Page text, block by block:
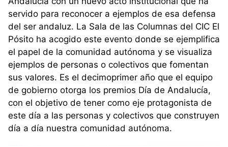
servido para reconocer a ejemplos de esa defensa
del ser andaluz. La Sala de las Columnas del CIC El
Pósito ha acogido este evento donde se ejemplifica
el papel de la comunidad autónoma y se visualiza
ejemplos de personas o colectivos que fomentan
sus valores. Es el decimoprimer año que el equipo
de gobierno otorga los premios Día de Andalucía,
con el objetivo de tener como eje protagonista de
este día a las personas y colectivos que construyen
día a día nuestra comunidad autónoma.